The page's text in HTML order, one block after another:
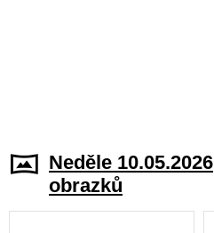
Neděle 10.05.2026
obrazků